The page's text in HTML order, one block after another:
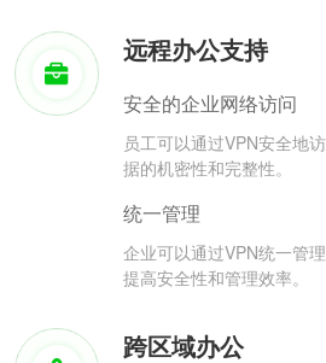
远程办公支持
安全的企业网络访问
员工可以通过VPN安全地
据的机密性和完整性。
统一管理
企业可以通过VPN统一管
提高安全性和管理效率。
跨区域办公